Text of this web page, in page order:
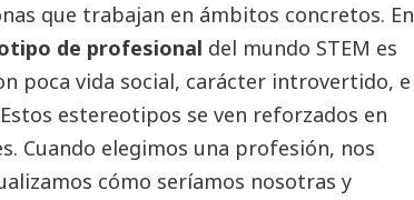
que trabajan en ámbitos concretos. En
de profesional del mundo STEM es
poca vida social, carácter introvertido, e
estereotipos se ven reforzados en
Cuando elegimos una profesión, nos
cómo seríamos nosotras y